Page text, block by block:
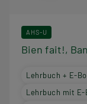
AHS-U
Bien fait!,
Lehrbuch + E-
Lehrbuch mit E-